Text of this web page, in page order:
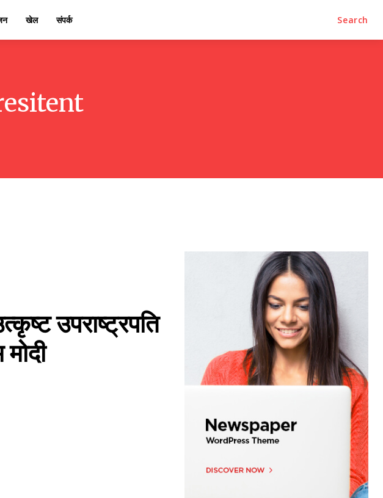
खेल संपर्क Search
उपराष्ट्रपति